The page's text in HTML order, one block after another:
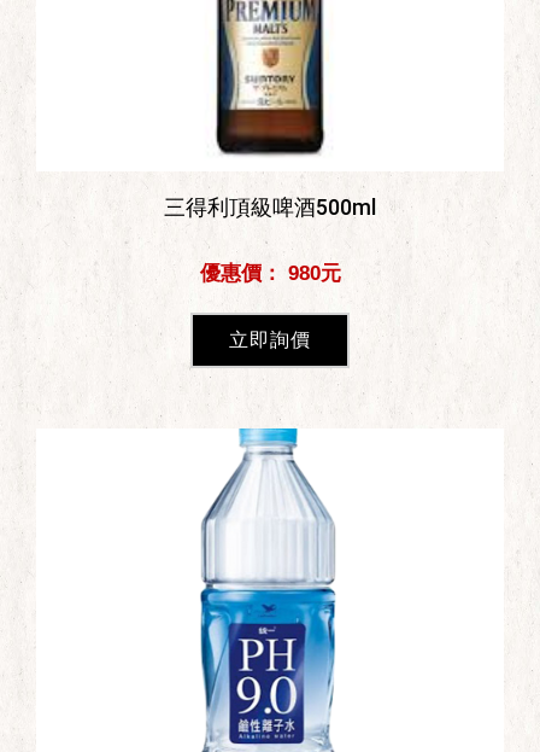
三得利頂級啤酒500ml
優惠價： 980元
立即詢價